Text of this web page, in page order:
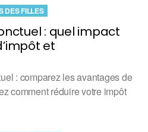
: quel impact
et
DES FILLES
: comparez les avantages de
comment réduire votre impôt